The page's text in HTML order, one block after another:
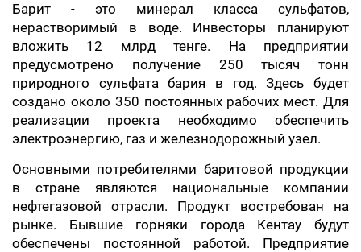
Барит - это минерал класса сульфатов,
нерастворимый в воде. Инвесторы планируют
вложить 12 млрд тенге. На предприятии
предусмотрено получение 250 тысяч тонн
природного сульфата бария в год. Здесь будет
создано около 350 постоянных рабочих мест. Для
реализации проекта необходимо обеспечить
электроэнергию, газ и железнодорожный узел.
Основными потребителями баритовой продукции
в стране являются национальные компании
нефтегазовой отрасли. Продукт востребован на
рынке. Бывшие горняки города Кентау будут
обеспечены постоянной работой. Предприятие